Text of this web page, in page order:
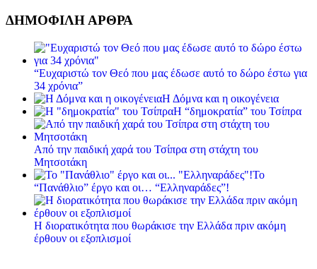
ΔΗΜΟΦΙΛΗ ΑΡΘΡΑ
“Ευχαριστώ τον Θεό που μας έδωσε αυτό το δώρο έστω για
34 χρόνια”
Η Δόμνα και η οικογένεια
Η “δημοκρατία” του Τσίπρα
Από την παιδική χαρά του Τσίπρα στη στάχτη του
Μητσοτάκη
Το
“Πανάθλιο” έργο και οι… “Ελληναράδες”!
Η διορατικότητα που θωράκισε την Ελλάδα πριν ακόμη
έρθουν οι εξοπλισμοί